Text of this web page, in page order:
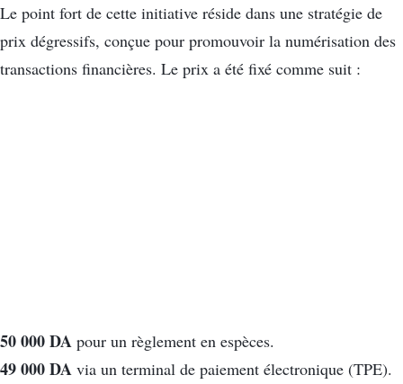
Le point fort de cette initiative réside dans une stratégie de
prix dégressifs, conçue pour promouvoir la numérisation des
transactions financières. Le prix a été fixé comme suit :
50 000 DA pour un règlement en espèces.
49 000 DA via un terminal de paiement électronique (TPE).